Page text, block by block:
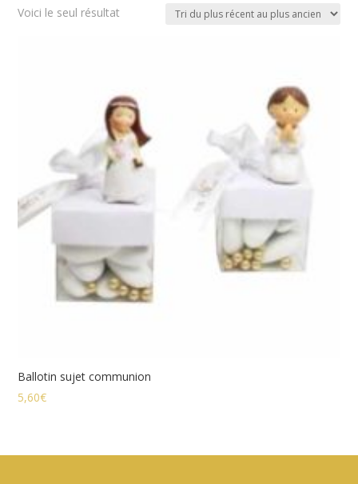
Voici le seul résultat
Ballotin sujet communion
5,60€